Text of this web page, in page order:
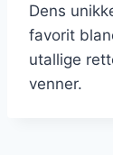
Dens
favorit
utallige
venner.